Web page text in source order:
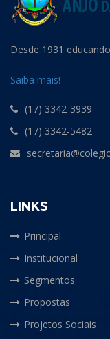
Desde 1931
Saiba mais!
(17) 3342-3939
(17) 3342-5482
LINKS
Principal
Institucional
Segmentos
Propostas
Projetos Sociais